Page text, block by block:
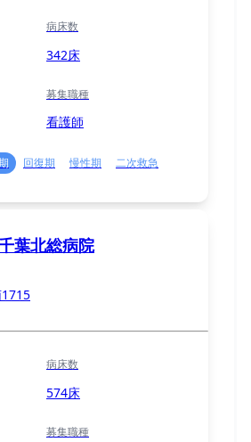
病床数
342床
募集職種
看護師
回復期 慢性期
二次救急
葉北総病院
病床数
574床
募集職種